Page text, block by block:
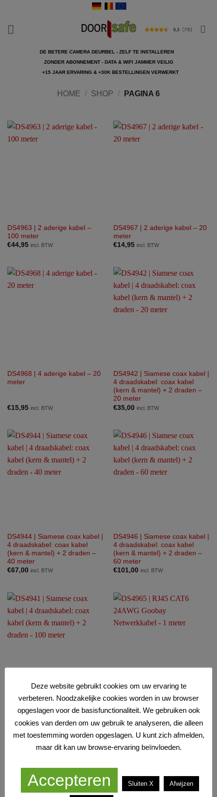
DE BETERE CAMERA DEURBEL - ZELF TE INSTALLEREN
ZONDER ABONNEMENT - DATA & WIFI JAMMER VEILIG
+15 JAAR ERVARING & +30K BESTELLINGEN VERWERKT
HOME / SHOP / PAGINA 6
DS4963 | 2 aderige kabel –
100 meter
€44,95 incl. BTW
DS4967 | 2 aderige kabel – 20
meter
€14,95 incl. BTW
DS4968 | 4 aderige kabel – 20
meter
€15,95 incl. BTW
DS4942 | Siamese coax kabel |
4 draadskabel: coax kabel
(kern & mantel) + 2 draden –
20 meter
€35,00 incl. BTW
DS4944 | Siamese coax kabel |
4 draadskabel: coax kabel
(kern & mantel) + 2 draden –
40 meter
€67,00 incl. BTW
DS4946 | Siamese coax kabel |
4 draadskabel: coax kabel
(kern & mantel) + 2 draden –
60 meter
€101,00 incl. BTW
DS4941 | Siamese coax kabel |
4 draadskabel: coax kabel
(kern & mantel) + 2 draden –
100 meter
118,00 incl. BTW
DS4965 | RJ45 CAT6 24AWG
Goobay Netwerkkabel – 1
€4,50 incl. BTW
Deze website gebruikt cookies om uw ervaring te
verbeteren. Noodzakelijke cookies worden in uw browser
opgeslagen voor de basisfunctionaliteit. We gebruiken ook
cookies van derden om uw gebruik te analyseren, die alleen
met toestemming worden opgeslagen. U kunt zich afmelden,
maar dit kan uw browse-ervaring beïnvloeden.
Accepteren Sluiten X Afwijzen